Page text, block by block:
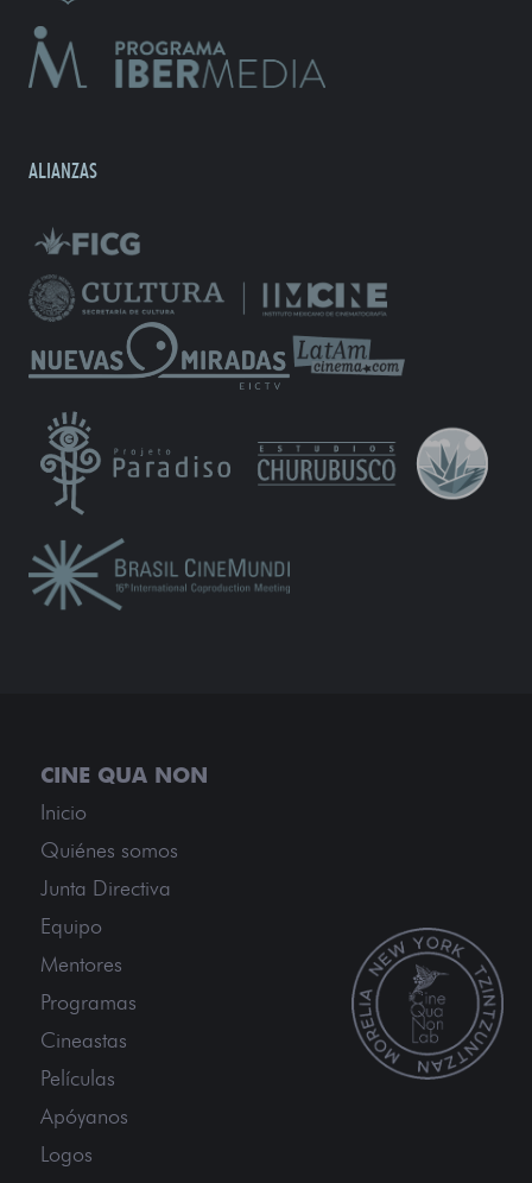
ALIANZAS
Inicio
Quiénes somos
Junta Directiva
Equipo
Mentores
Programas
Cineastas
Películas
Apóyanos
Logos